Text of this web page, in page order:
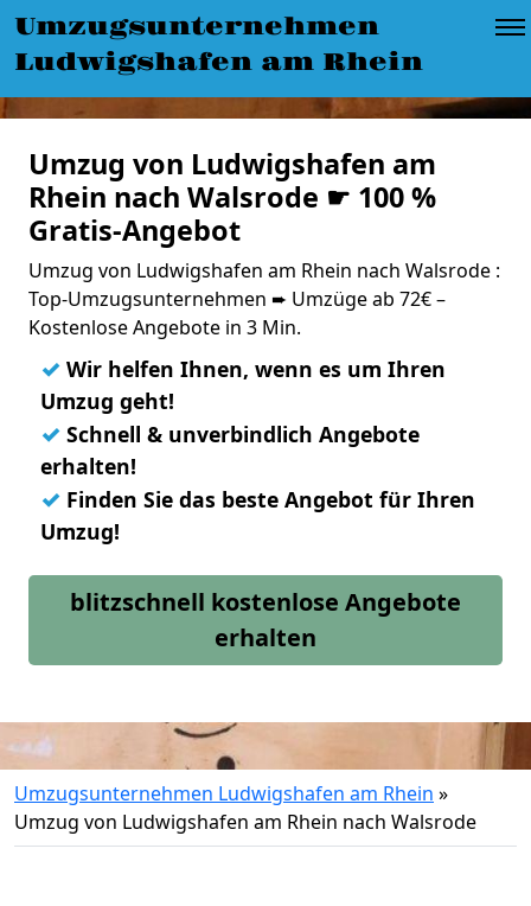
Umzugsunternehmen
Ludwigshafen am Rhein
Umzug von Ludwigshafen am
Rhein nach Walsrode ☛ 100 %
Gratis-Angebot
Umzug von Ludwigshafen am Rhein nach Walsrode :
Top-Umzugsunternehmen ➨ Umzüge ab 72€ –
Kostenlose Angebote in 3 Min.
✓ Wir helfen Ihnen, wenn es um Ihren
Umzug geht!
✓ Schnell & unverbindlich Angebote
erhalten!
✓ Finden Sie das beste Angebot für Ihren
Umzug!
blitzschnell kostenlose Angebote
erhalten
Umzugsunternehmen Ludwigshafen am Rhein »
Umzug von Ludwigshafen am Rhein nach Walsrode